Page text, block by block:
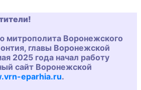
митрополита Воронежского
главы Воронежской
2025 года начал работу
сайт Воронежской
eparhia.ru.